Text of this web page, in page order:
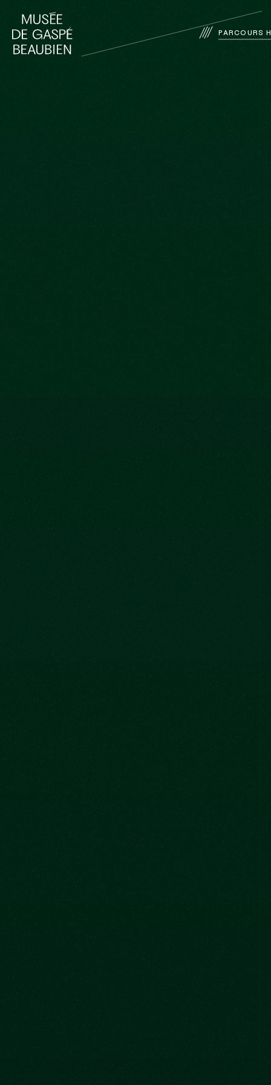
PARCOURS
FERMER